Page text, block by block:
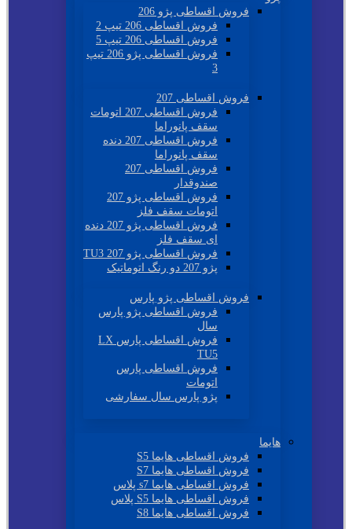
فروش اقساطی پژو 206
فروش اقساطی 206 تیپ 2
فروش اقساطی 206 تیپ 5
فروش اقساطی پژو 206 تیپ
3
فروش اقساطی 207
فروش اقساطی 207 اتومات
سقف پانوراما
فروش اقساطی 207 دنده
سقف پانوراما
فروش اقساطی 207
صندوقدار
فروش اقساطی پژو 207
اتومات سقف فلز
فروش اقساطی پژو 207 دنده
ای سقف فلز
فروش اقساطی پژو 207 TU3
پژو 207 دو رنگ اتوماتیک
فروش اقساطی پژو پارس
فروش اقساطی پژو پارس
سال
فروش اقساطی پارس LX
TU5
فروش اقساطی پارس
اتومات
پژو پارس سال سفارشی
هایما
فروش اقساطی هایما S5
فروش اقساطی هایما S7
فروش اقساطی هایما s7 پلاس
فروش اقساطی هایما S5 پلاس
فروش اقساطی هایما S8